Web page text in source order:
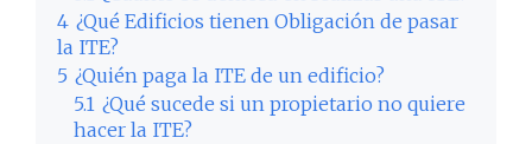
4 ¿Qué Edificios tienen Obligación de pasar
la ITE?
5 ¿Quién paga la ITE de un edificio?
5.1 ¿Qué sucede si un propietario no quiere
hacer la ITE?